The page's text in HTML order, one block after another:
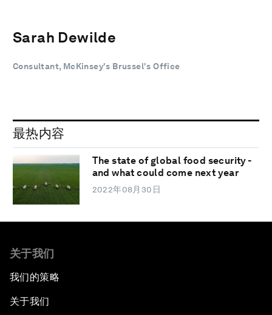
Sarah Dewilde
Consultant, McKinsey's Brussel's Office
最热内容
The state of global food security -
and what could come next year
2022年08月30日
关于我们
我们的策略
关于我们